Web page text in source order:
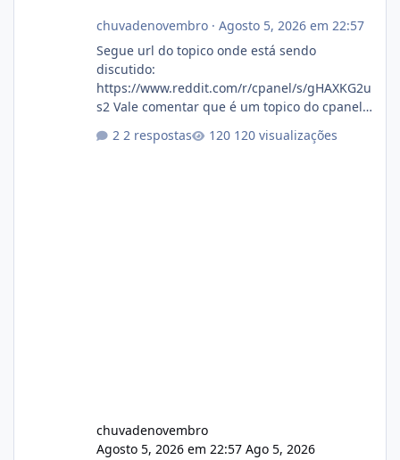
chuvadenovembro· Agosto 5, 2026 em 22:57
Segue url do topico onde está sendo
discutido:
https://www.reddit.com/r/cpanel/s/gHAXKG2u
s2 Vale comentar que é um topico do cpanel...
2 respostas 120 visualizações
chuvadenovembro
Agosto 5, 2026 em 22:57 Ago 5, 2026